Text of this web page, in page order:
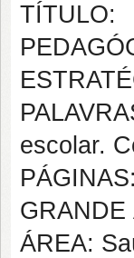
escolar.
GRANDE
ÁREA: